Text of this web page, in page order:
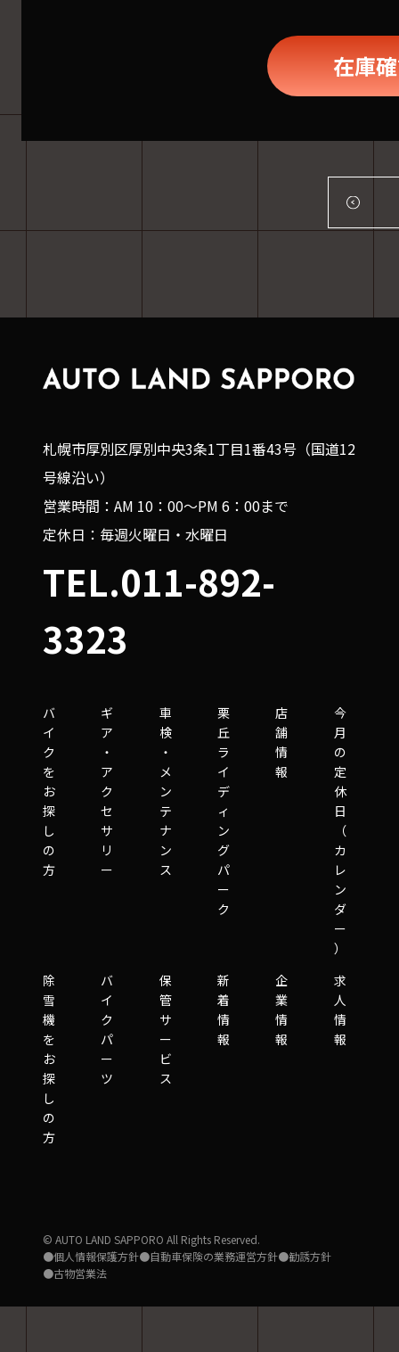
在庫
札幌市厚別区厚別中央3条1丁目1番43号（国道12
号線沿い）
営業時間：AM 10：00～PM 6：00まで
定休日：毎週火曜日・水曜日
TEL.011-892-
3323
バ
イ
ク
を
お
探
し
の
方
除
雪
機
を
お
探
し
の
方
ギ
ア
・
ア
ク
セ
サ
リ
ー
バ
イ
ク
パ
ー
ツ
車
検
・
メ
ン
テ
ナ
ン
ス
保
管
サ
ー
ビ
ス
栗
丘
ラ
イ
デ
ィ
ン
グ
パ
ー
ク
新
着
情
報
店
舗
情
報
企
業
情
報
今
月
の
定
休
日
（
カ
レ
ン
ダ
ー
）
求
人
情
報
© AUTO LAND SAPPORO All Rights Reserved.
●個人情報保護方針●自動車保険の業務運営方針●勧誘方針
●古物営業法